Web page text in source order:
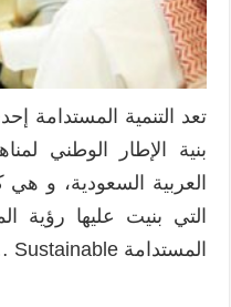
تعد التنمية المستدامة
بنية الإطار الوطني
العربية السعودية، و
المستدامة Sustainable …